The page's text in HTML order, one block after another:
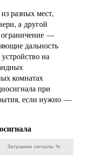
разных мест,
а другой
ограничение —
дальность
на
комнатах
при
если нужно —
Затухание сигнала, %